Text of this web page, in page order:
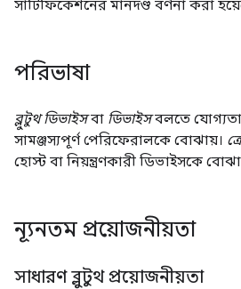
সার্টিফিকেশনের মানদণ্ড বর্ণনা করা
পরিভাষা
ব্লুটুথ ডিভাইসবা ডিভাইসবলতে
সামঞ্জস্যপূর্ণ পেরিফেরালকে বোঝায়।
হোস্ট বা নিয়ন্ত্রণকারী ডিভাইসকে
ন্যূনতম প্রয়োজনীয়তা
সাধারণ ব্লুটুথ প্রয়োজনীয়তা